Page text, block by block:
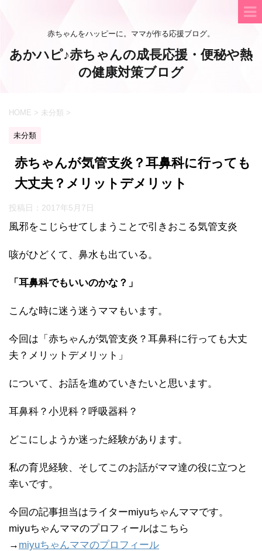
赤ちゃんをハッピーに。ママが作る応援ブログ。
あかハピ♪赤ちゃんの成長応援・便秘や熱
の健康対策ブログ
HOME > 未分類 >
未分類
赤ちゃんが気管支炎？耳鼻科に行っても
大丈夫？メリットデメリット
投稿日： 2017年5月7日
風邪をこじらせてしまうことで引きおこる気管支炎
咳がひどくて、鼻水も出ている。
「耳鼻科でもいいのかな？」
こんな時に迷う迷うママもいます。
今回は「赤ちゃんが気管支炎？耳鼻科に行っても大丈
夫？メリットデメリット」
について、お話を進めていきたいと思います。
耳鼻科？小児科？呼吸器科？
どこにしようか迷った経験があります。
私の育児経験、そしてこのお話がママ達の役に立つと
幸いです。
今回の記事担当はライターmiyuちゃんママです。
miyuちゃんママのプロフィールはこちら
→ miyuちゃんママのプロフィール